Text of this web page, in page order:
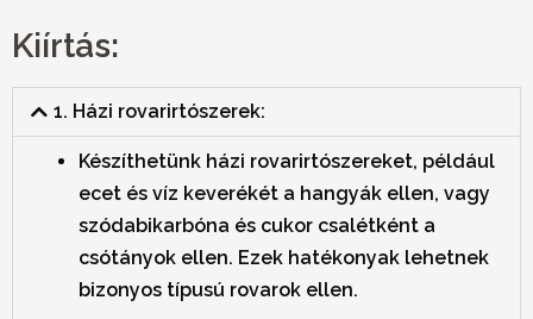
Kiírtás:
1. Házi rovarirtószerek:
Készíthetünk házi rovarirtószereket, például
ecet és víz keverékét a hangyák ellen, vagy
szódabikarbóna és cukor csalétként a
csótányok ellen. Ezek hatékonyak lehetnek
bizonyos típusú rovarok ellen.